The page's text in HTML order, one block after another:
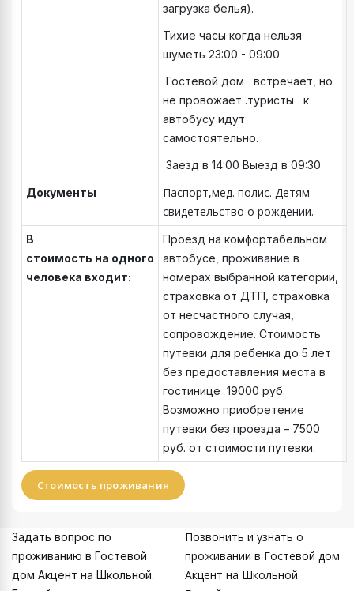
загрузка белья).
Тихие часы когда нельзя
шуметь 23:00 - 09:00
Гостевой дом встречает, но
не провожает .туристы к
автобусу идут
самостоятельно.
Заезд в 14:00 Выезд в 09:30
Документы
Паспорт,мед. полис. Детям -
свидетельство о рождении.
В
стоимость на одного
человека входит:
Проезд на комфортабельном
автобусе, проживание в
номерах выбранной категории,
страховка от ДТП, страховка
от несчастного случая,
сопровождение. Стоимость
путевки для ребенка до 5 лет
без предоставления места в
гостинице 19000 руб.
Возможно приобретение
путевки без проезда – 7500
руб. от стоимости путевки.
Стоимость проживания
Задать вопрос по
проживанию в Гостевой
дом Акцент на Школьной.
Позвонить и узнать о
проживании в Гостевой дом
Акцент на Школьной.